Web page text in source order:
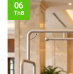
06
Th8